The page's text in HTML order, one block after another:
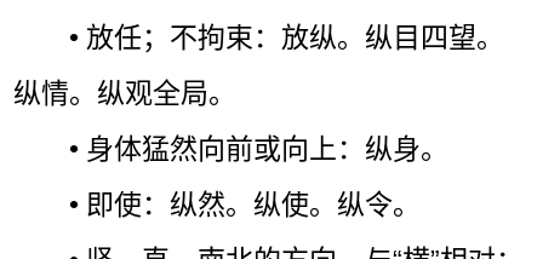
• 放任；不拘束：放纵。纵目四望。
纵情。纵观全局。
• 身体猛然向前或向上：纵身。
• 即使：纵然。纵使。纵令。